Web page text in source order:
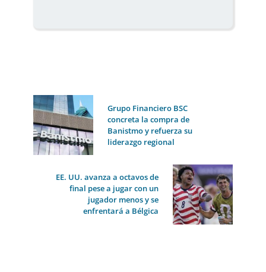
Grupo Financiero BSC
concreta la compra de
Banistmo y refuerza su
liderazgo regional
EE. UU. avanza a octavos de
final pese a jugar con un
jugador menos y se
enfrentará a Bélgica